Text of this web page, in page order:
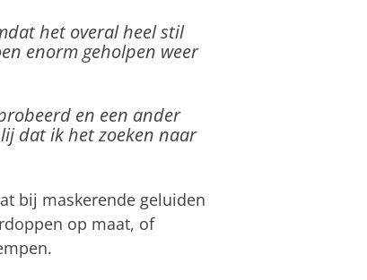
het overal heel stil
enorm geholpen weer
en een ander
dat ik het zoeken naar
bij maskerende geluiden
op maat, of